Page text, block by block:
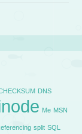
DNS
Me MSN
split SQL